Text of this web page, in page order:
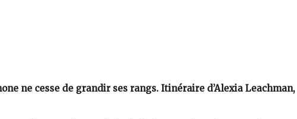
ne cesse de grandir ses rangs. Itinéraire d’Alexia Leachman,